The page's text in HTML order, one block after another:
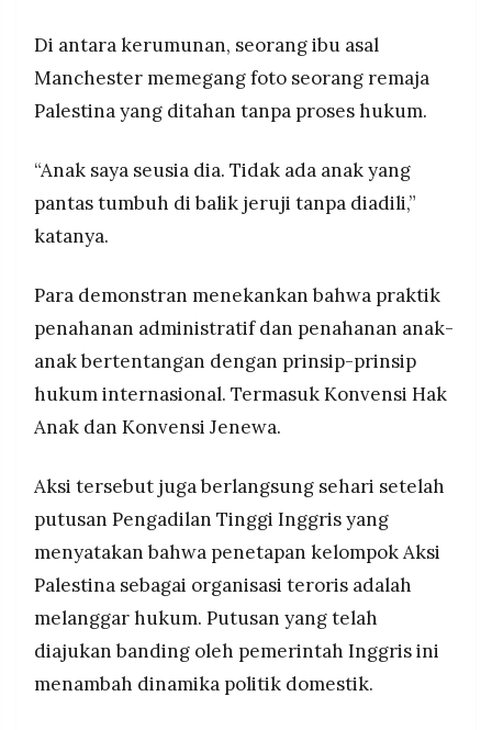
Di antara kerumunan, seorang ibu asal
Manchester memegang foto seorang remaja
Palestina yang ditahan tanpa proses hukum.
“Anak saya seusia dia. Tidak ada anak yang
pantas tumbuh di balik jeruji tanpa diadili,”
katanya.
Para demonstran menekankan bahwa praktik
penahanan administratif dan penahanan anak-
anak bertentangan dengan prinsip-prinsip
hukum internasional. Termasuk Konvensi Hak
Anak dan Konvensi Jenewa.
Aksi tersebut juga berlangsung sehari setelah
putusan Pengadilan Tinggi Inggris yang
menyatakan bahwa penetapan kelompok Aksi
Palestina sebagai organisasi teroris adalah
melanggar hukum. Putusan yang telah
diajukan banding oleh pemerintah Inggris ini
menambah dinamika politik domestik.